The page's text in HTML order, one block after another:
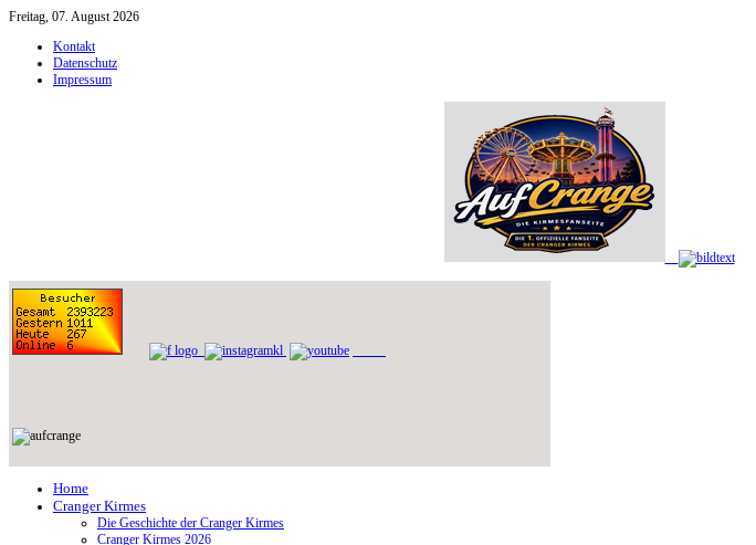
Freitag, 07. August 2026
Kontakt
Datenschutz
Impressum
Home
Cranger Kirmes
Die Geschichte der Cranger Kirmes
Cranger Kirmes 2026